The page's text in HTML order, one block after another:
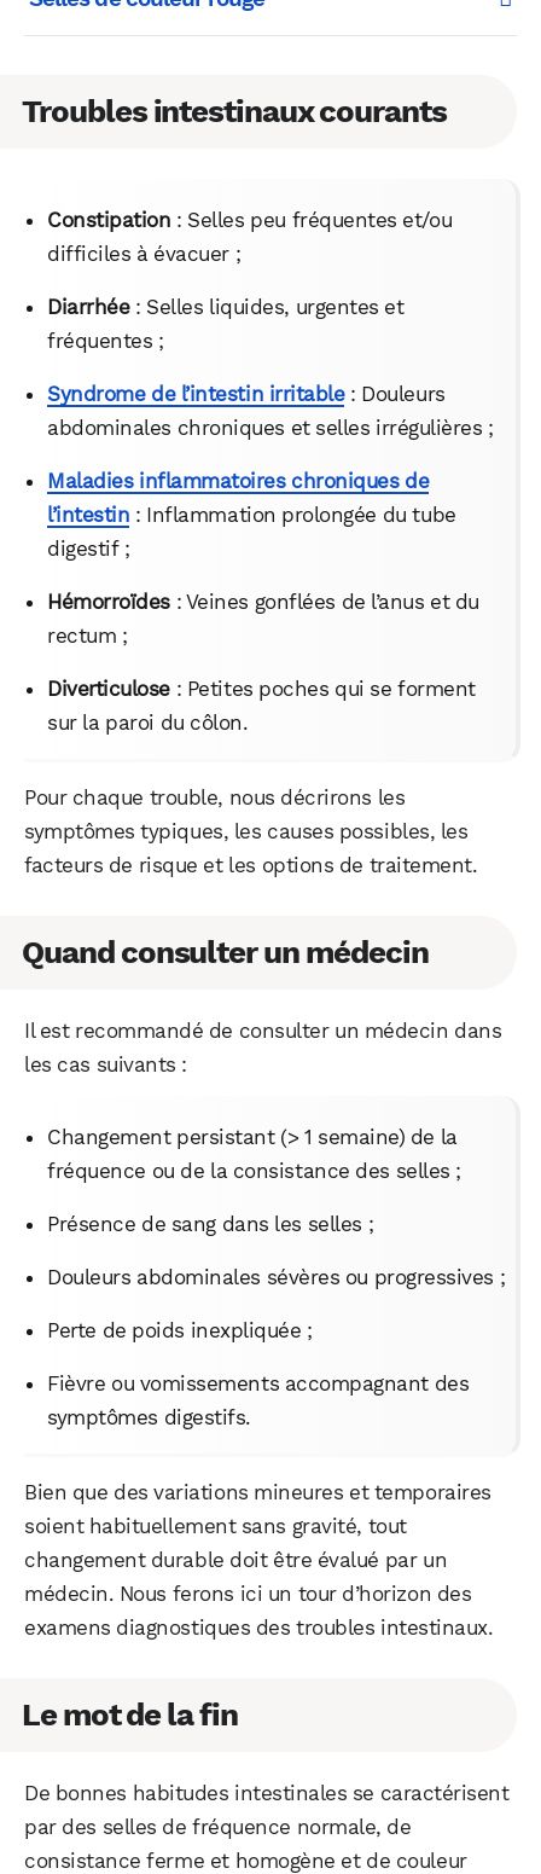
Troubles intestinaux courants
Constipation : Selles peu fréquentes et/ou
difficiles à évacuer ;
Diarrhée: Selles liquides, urgentes et
fréquentes ;
Syndrome de l’intestin irritable: Douleurs
abdominales chroniques et selles irrégulières ;
Maladies inflammatoires chroniques de
l’intestin : Inflammation prolongée du tube
digestif ;
Hémorroïdes: Veines gonflées de l’anus et du
rectum ;
Diverticulose: Petites poches qui se forment
sur la paroi du côlon.
Pour chaque trouble, nous décrirons les
symptômes typiques, les causes possibles, les
facteurs de risque et les options de traitement.
Quand consulter un médecin
Il est recommandé de consulter un médecin dans
les cas suivants :
Changement persistant (> 1 semaine) de la
fréquence ou de la consistance des selles ;
Présence de sang dans les selles ;
Douleurs abdominales sévères ou progressives ;
Perte de poids inexpliquée ;
Fièvre ou vomissements accompagnant des
symptômes digestifs.
Bien que des variations mineures et temporaires
soient habituellement sans gravité, tout
changement durable doit être évalué par un
médecin. Nous ferons ici un tour d’horizon des
examens diagnostiques des troubles intestinaux.
Le mot de la fin
De bonnes habitudes intestinales se caractérisent
par des selles de fréquence normale, de
consistance ferme et homogène et de couleur